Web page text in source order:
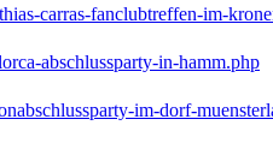
carras-fanclubtreffen-im-
abschlussparty-in-hamm.php
im-dorf-